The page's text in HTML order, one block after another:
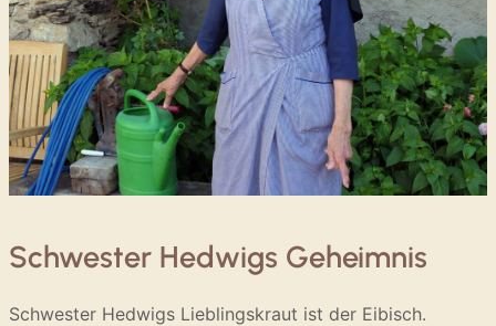
Schwester Hedwigs Geheimnis
Schwester Hedwigs Lieblingskraut ist der Eibisch.